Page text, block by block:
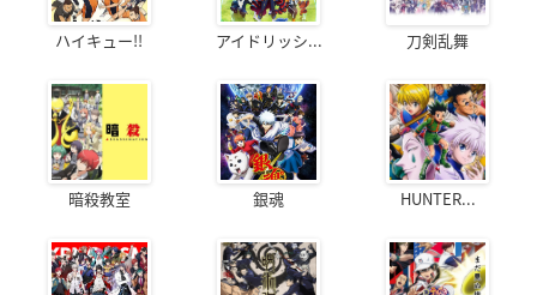
ハイキュー!! アイドリッシ... 刀剣乱舞
暗殺教室 銀魂 HUNTER...